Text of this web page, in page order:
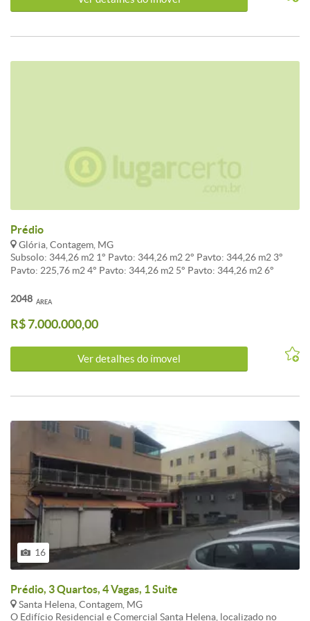
FINANCIAMENTO.OBS: NA ASSINATURA DO CONTRATO TEM
Prédio
Glória, Contagem, MG
Subsolo: 344,26 m2 1° Pavto: 344,26 m2 2° Pavto: 344,26 m2 3°
Pavto: 225,76 m2 4° Pavto: 344,26 m2 5° Pavto: 344,26 m2 6°
Inteiro à venda localizado(a) em Glória, Contagem.<br /><br />O
quem valoriza localização e qualidade de vida em Contagem.<br />
Inteiro de perto!
ÁREA
2048
R$ 7.000.000,00
Ver detalhes do ímovel
16
Prédio, 3 Quartos, 4 Vagas, 1 Suite
Santa Helena, Contagem, MG
O Edifício Residencial e Comercial Santa Helena, localizado no